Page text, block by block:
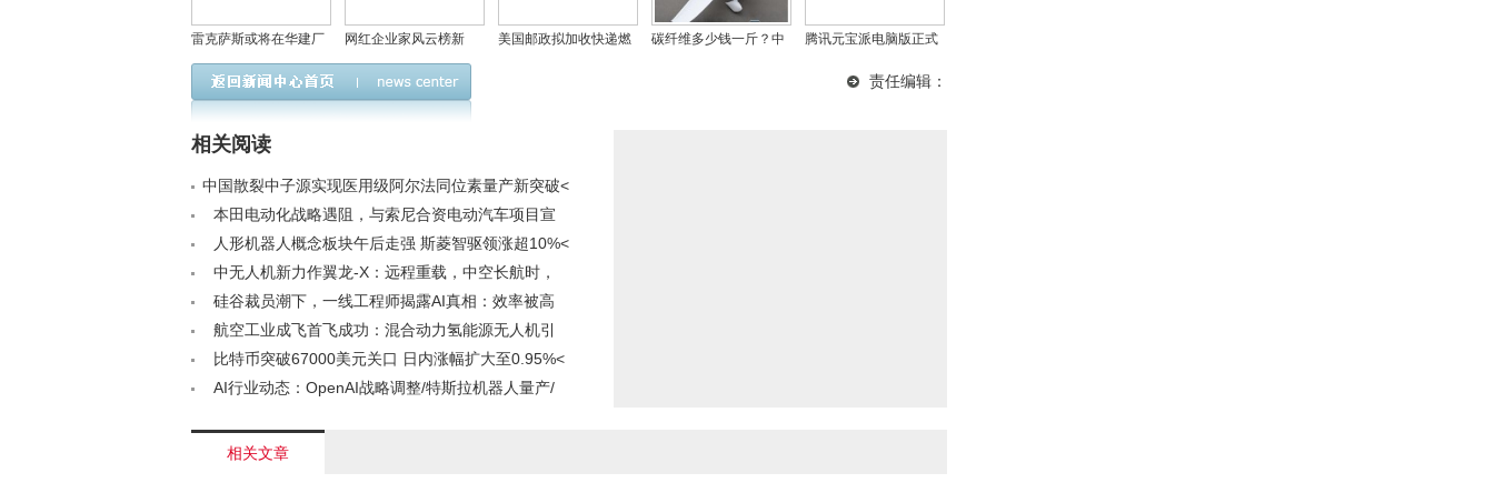
雷克萨斯或将在华建厂
生产纯电车型，并出口
日本？官方回应：暂不
网红企业家风云榜新
篇：雷军引领潮流，俞
美国邮政拟加收快递燃
碳纤维多少钱一斤？中
腾讯元宝派电脑版正式
责任编辑：
相关阅读
中国散裂中子源实现医用级阿尔法同位素量产新突破<
/a> 本田电动化战略遇阻，与索尼合资电动汽车项目宣
告终止< /a>
人形机器人概念板块午后走强 斯菱智驱领涨超10%<
/a> 中无人机新力作翼龙-X：远程重载，中空长航时，
独立执行多任务< /a>
硅谷裁员潮下，一线工程师揭露AI真相：效率被高
估，人类成AI审核员，工作量激增10倍< /a>
航空工业成飞首飞成功：混合动力氢能源无人机引
领低空飞行新潮流< /a>
比特币突破67000美元关口 日内涨幅扩大至0.95%<
/a> AI行业动态：OpenAI战略调整/特斯拉机器人量产/
相关文章